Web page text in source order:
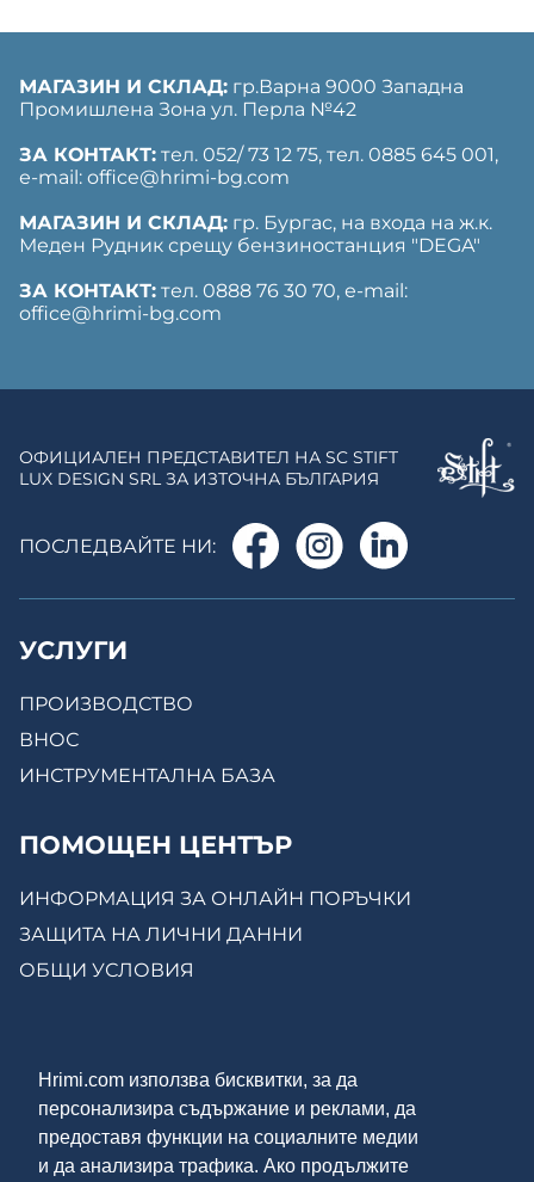
Hrimi.com използва бисквитки, за да
персонализира съдържание и реклами, да
предоставя функции на социалните медии
и да анализира трафика. Ако продължите
МАГАЗИН И СКЛАД: гр.Варна 9000 Западна
Промишлена Зона ул. Перла №42
ЗА КОНТАКТ: тел. 052/ 73 12 75, тел. ‎0885 645 001,
е-mail: office@hrimi-bg.com
МАГАЗИН И СКЛАД: гр. Бургас, на входа на ж.к.
Меден Рудник срещу бензиностанция "DEGA"
ЗА КОНТАКТ: тел. 0888 76 30 70, е-mail:
office@hrimi-bg.com
ОФИЦИАЛЕН ПРЕДСТАВИТЕЛ НА SC STIFT
LUX DESIGN SRL ЗА ИЗТОЧНА БЪЛГАРИЯ
ПОСЛЕДВАЙТЕ НИ:
УСЛУГИ
ПРОИЗВОДСТВО
ВНОС
ИНСТРУМЕНТАЛНА БАЗА
ПОМОЩЕН ЦЕНТЪР
ИНФОРМАЦИЯ ЗА ОНЛАЙН ПОРЪЧКИ
ЗАЩИТА НА ЛИЧНИ ДАННИ
ОБЩИ УСЛОВИЯ
ЗА НАС
МОСТРЕНА ЗАЛА
ОНЛАЙН МАГАЗИН